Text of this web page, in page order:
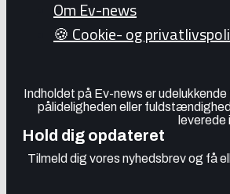
Om Ev-news
🍪 Cookie- og
Indholdet på Ev-news er
pålideligheden eller
Hold dig opdateret
Tilmeld dig vores nyhedsbrev og få